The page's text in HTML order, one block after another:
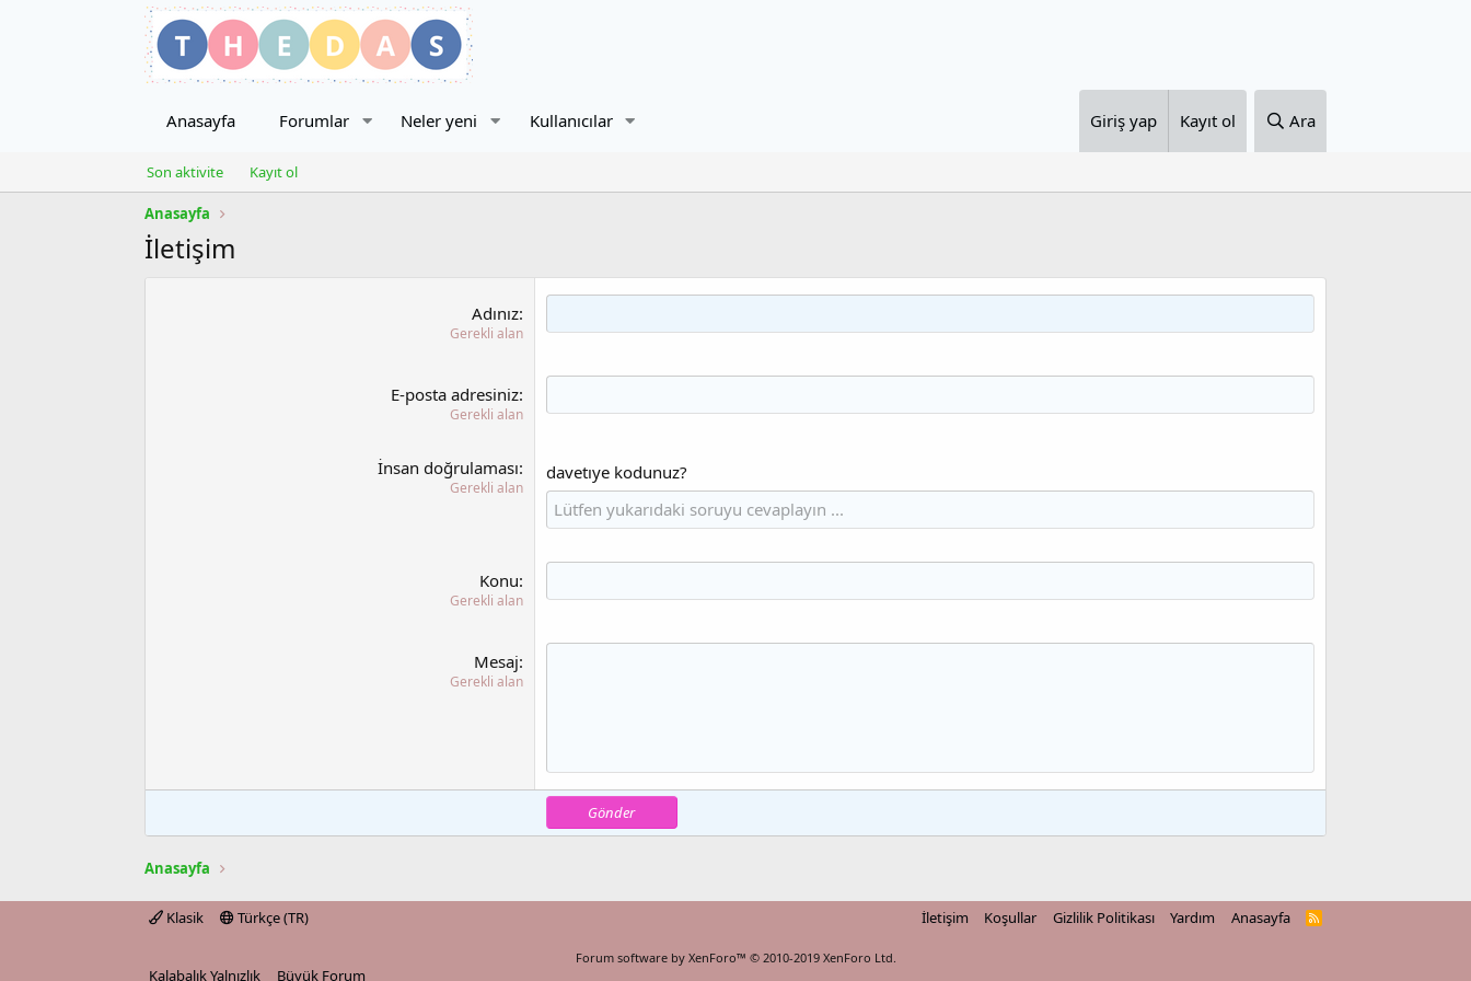
Anasayfa Forumlar Neler yeni Kullanıcılar Giriş yap Kayıt ol Ara
Son aktivite Kayıt ol
Anasayfa
İletişim
Adınız
Gerekli alan
E-posta adresiniz
Gerekli alan
İnsan doğrulaması
Gerekli alan
davetıye kodunuz?
Konu
Gerekli alan
Mesaj
Gerekli alan
Gönder
Anasayfa
Klasik Türkçe (TR) İletişim Koşullar Gizlilik Politikası Yardım Anasayfa
R
Forum software by XenForo™ © 2010-2019 XenForo Ltd.
Kalabalık Yalnızlık Büyük Forum